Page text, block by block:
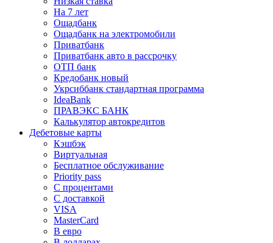
На 7 лет
Ощадбанк
Ощадбанк на электромобили
Приватбанк
Приватбанк авто в рассрочку
ОТП банк
Кредобанк новый
Укрсиббанк стандартная программа
IdeaBank
ПРАВЭКС БАНК
Калькулятор автокредитов
Дебетовые карты
Кэшбэк
Виртуальная
Бесплатное обслуживание
Priority pass
С процентами
С доставкой
VISA
MasterCard
В евро